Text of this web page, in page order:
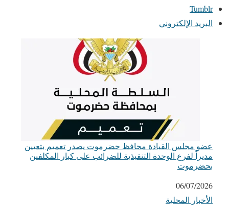
Tumblr
البريد الإلكتروني
عضو مجلس القيادة محافظ حضرموت يصدر تعميم بتعيين
مديراً لفرع الوحدة التنفيذية للضرائب على كبار المكلفين
بحضرموت
التاريخ
06/07/2026
في ما يتعلق بما يأتي
الأخبار المحلية